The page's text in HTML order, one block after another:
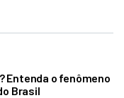
Entenda o fenômeno
Brasil